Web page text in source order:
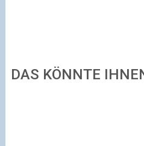
DAS KÖNNTE